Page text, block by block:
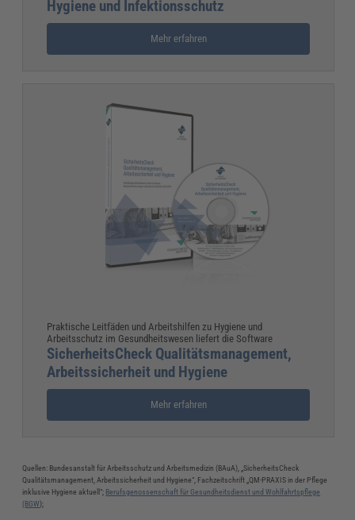
Hygiene und Infektionsschutz
Mehr erfahren
Praktische Leitfäden und Arbeitshilfen zu Hygiene und
Arbeitsschutz im Gesundheitswesen liefert die Software
SicherheitsCheck Qualitätsmanagement,
Arbeitssicherheit und Hygiene
Mehr erfahren
Quellen: Bundesanstalt für Arbeitsschutz und Arbeitsmedizin (BAuA), „SicherheitsCheck
Qualitätsmanagement, Arbeitssicherheit und Hygiene“, Fachzeitschrift „QM-PRAXIS in der Pflege
inklusive Hygiene aktuell“; Berufsgenossenschaft für Gesundheitsdienst und Wohlfahrtspflege
(BGW);